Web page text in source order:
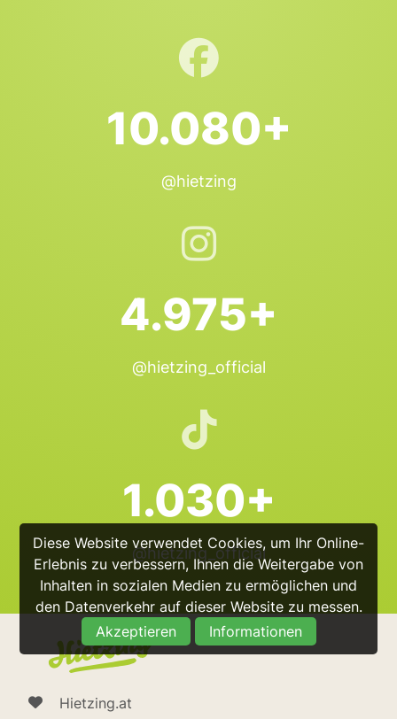
Diese Website verwendet Cookies, um Ihr Online-
Erlebnis zu verbessern, Ihnen die Weitergabe von
Inhalten in sozialen Medien zu ermöglichen und
den Datenverkehr auf dieser Website zu messen.
Akzeptieren
Informationen
10.080+
@hietzing
4.975+
@hietzing_official
1.030+
@hietzing_official
Hietzing.at